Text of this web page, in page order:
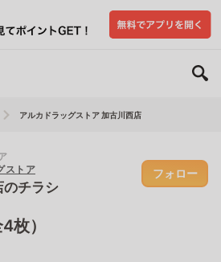
アルカドラッグストア 加古川西店
ストア
のチラシ
フォロー
枚）